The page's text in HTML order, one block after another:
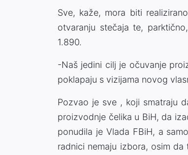
Sve, kaže, mora biti
otvaranju stečaja te,
1.890.
-Naš jedini cilj je očuvanje
poklapaju s vizijama novog
Pozvao je sve , koji smatraju
proizvodnje čelika u BiH, da
ponudila je Vlada FBiH, a
radnici nemaju izbora, osim